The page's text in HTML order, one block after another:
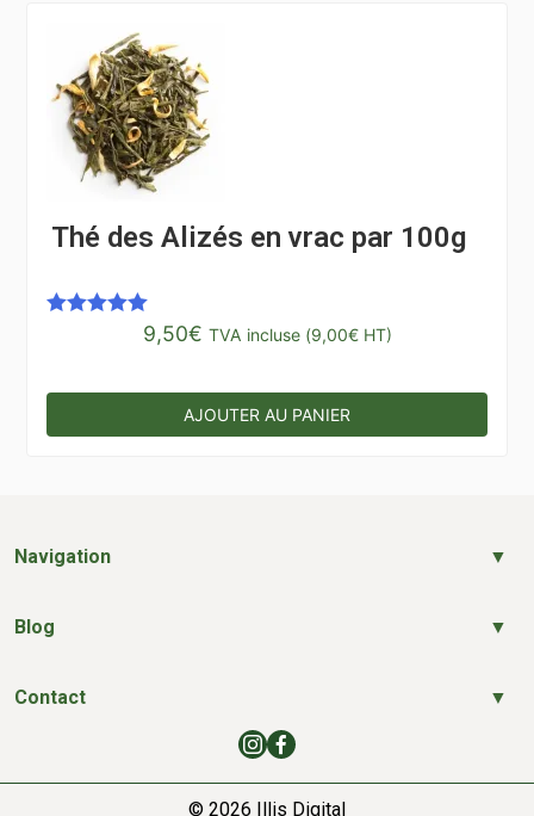
Thé des Alizés en vrac par 100g
9,50€ TVA incluse (9,00€HT)
AJOUTER AU PANIER
Navigation
Blog
Contact
© 2026 Illis Digital